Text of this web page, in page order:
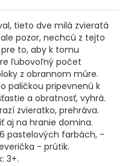
tieto dve milá zvieratá
pozor, nechcú z tejto
to, aby k tomu
ľubovoľný počet
z obrannom múre.
paličkou pripevnenú k
a obratnosť, vyhrá.
zvieratko, prehráva.
aj na hranie domina.
pastelových farbách, -
- prútik.
3+.